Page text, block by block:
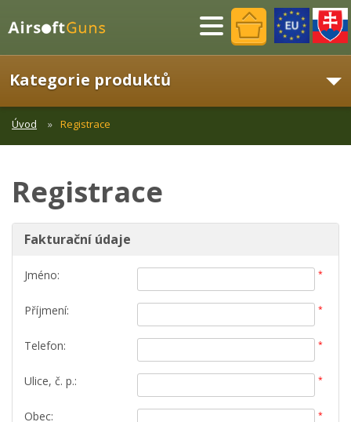
Menu
Kategorie produktů
Úvod Registrace
Registrace
Fakturační údaje
Jméno: *
Příjmení: *
Telefon: *
Ulice, č. p.: *
Obec: *